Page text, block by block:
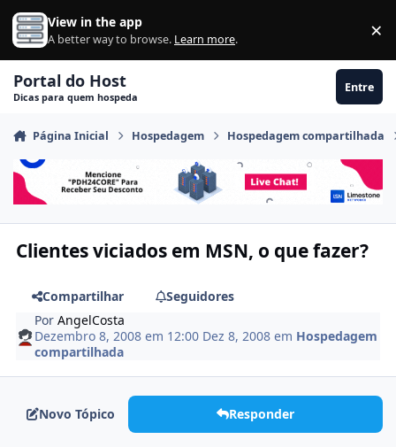
Ir para conteúdo
View in the app
A better way to browse. Learn more. ×
Portal do Host
Dicas para quem hospeda
Entre
Página Inicial Hospedagem Hospedagem compartilhada
Clientes viciados em MSN, o que fazer?
Compartilhar
Seguidores
PorAngelCosta
Dezembro 8, 2008 em 12:00 Dez 8, 2008 em Hospedagem
compartilhada
Novo Tópico Responder